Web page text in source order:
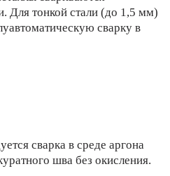
Для тонкой стали (до 1,5 мм)
сварку в
сварка в среде аргона
шва без окисления.